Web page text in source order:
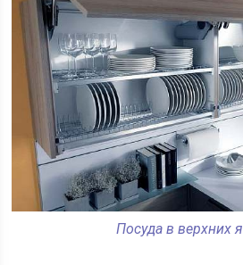
Посуда в верхних